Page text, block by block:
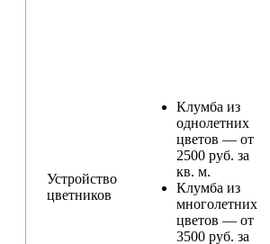
Устройство
цветников
Клумба из
однолетних
цветов — от
2500 руб. за
кв. м.
Клумба из
многолетних
цветов — от
3500 руб. за